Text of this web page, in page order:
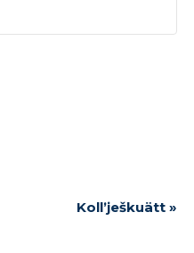
Kollʼješkuätt »